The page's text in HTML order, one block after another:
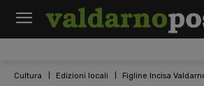
Cultura Edizioni locali Figline Incisa